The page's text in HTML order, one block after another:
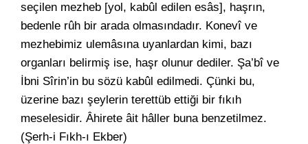
seçilen mezheb [yol, kabûl edilen esâs], haşrın,
bedenle rûh bir arada olmasındadır. Konevî ve
mezhebimiz ulemâsına uyanlardan kimi, bazı
organları belirmiş ise, haşr olunur dediler. Şa’bî ve
İbni Sîrin’in bu sözü kabûl edilmedi. Çünki bu,
üzerine bazı şeylerin terettüb ettiği bir fıkıh
meselesidir. Âhirete âit hâller buna benzetilmez.
(Şerh-i Fıkh-ı Ekber)